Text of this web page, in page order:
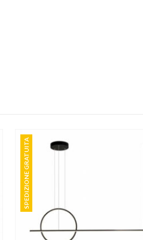
SPEDIZIONE GRATUITA